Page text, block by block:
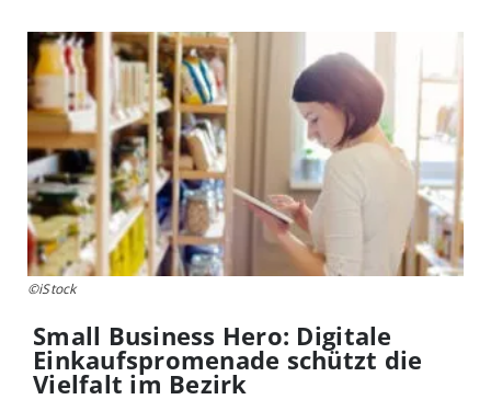
©iStock
Small Business Hero: Digitale
Einkaufspromenade schützt die
Vielfalt im Bezirk